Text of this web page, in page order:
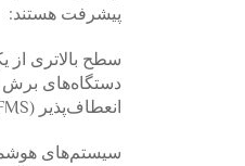
پیشرفت هستند:
سطح بالاتری از
انعطاف‌پذیر (FMS).
سیستم‌های